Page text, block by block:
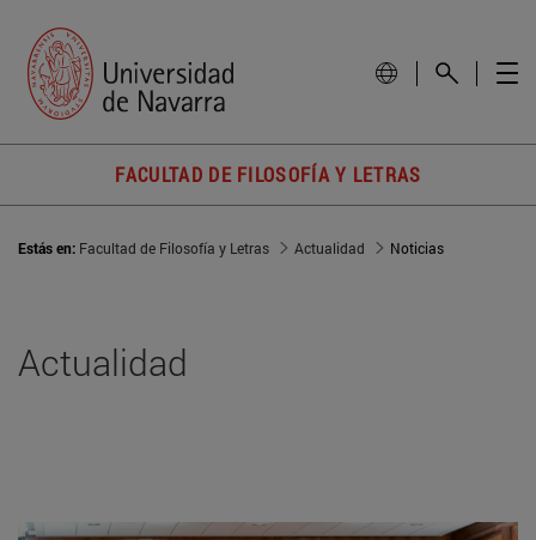
FACULTAD DE FILOSOFÍA Y LETRAS
Estás en: Facultad de Filosofía y Letras Actualidad Noticias
Actualidad